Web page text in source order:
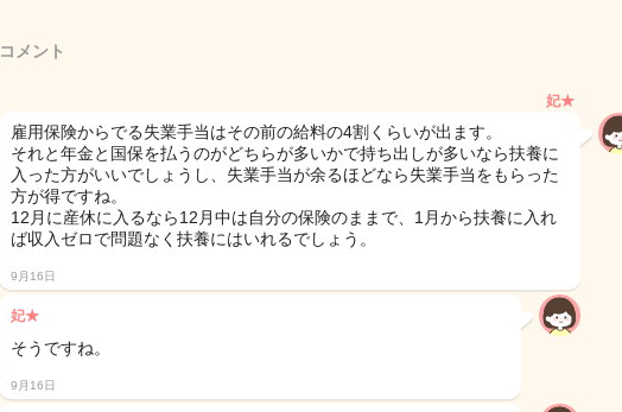
コメント
妃★
雇用保険からでる失業手当はその前の給料の4割くらいが出ます。
それと年金と国保を払うのがどちらが多いかで持ち出しが多いなら扶養に
入った方がいいでしょうし、失業手当が余るほどなら失業手当をもらった
方が得ですね。
12月に産休に入るなら12月中は自分の保険のままで、1月から扶養に入れ
ば収入ゼロで問題なく扶養にはいれるでしょう。
9月16日
妃★
そうですね。
9月16日